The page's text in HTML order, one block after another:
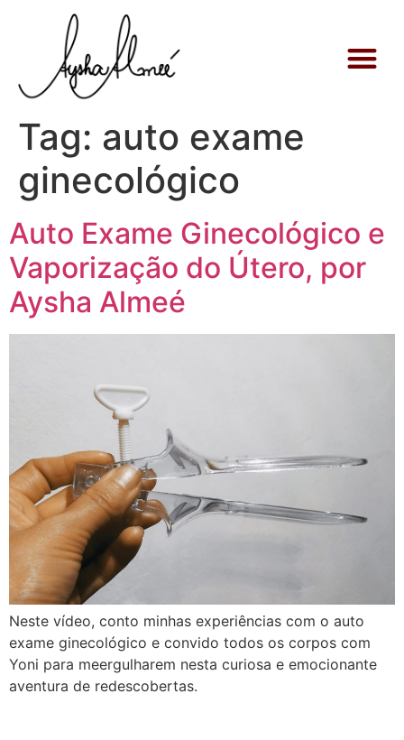
Tag: auto exame
ginecológico
Auto Exame Ginecológico e
Vaporização do Útero, por
Aysha Almeé
Neste vídeo, conto minhas experiências com o auto
exame ginecológico e convido todos os corpos com
Yoni para meergulharem nesta curiosa e emocionante
aventura de redescobertas.